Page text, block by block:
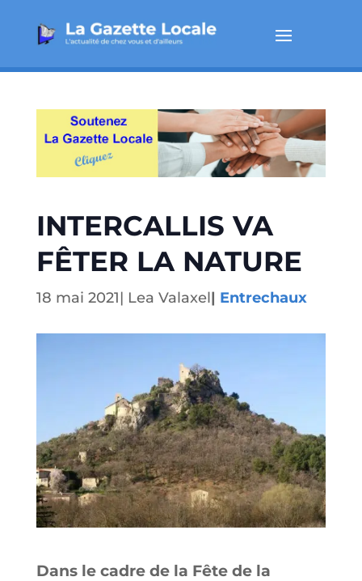
INTERCALLIS VA
FÊTER LA NATURE
18 mai 2021| Lea Valaxel| Entrechaux
Dans le cadre de la Fête de la